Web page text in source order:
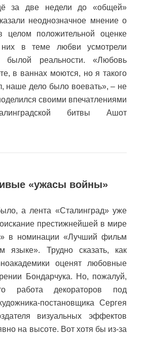
за две недели до «общей»
неоднозначное мнение о
целом положительной оценке
в теме любви усмотрели
былой реальности. «Любовь
в ваннах моются, но я такого
наше дело было воевать», – не
своими впечатлениями
битвы Ашот
«ужасы войны»
а лента «Сталинград» уже
престижнейшей в мире
в номинации «Лучший фильм
языке». Трудно сказать, как
оценят любовные
Бондарчука. Но, пожалуй,
работа декораторов под
постановщика Сергея
визуальных эффектов
на высоте. Вот хотя бы из-за